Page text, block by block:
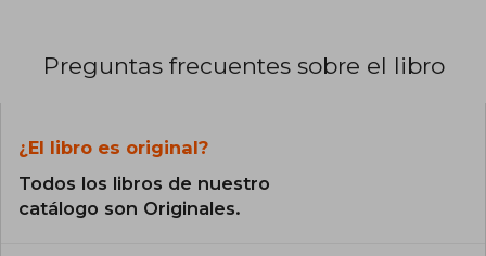
Preguntas frecuentes sobre el libro
¿El libro es original?
Todos los libros de nuestro
catálogo son Originales.